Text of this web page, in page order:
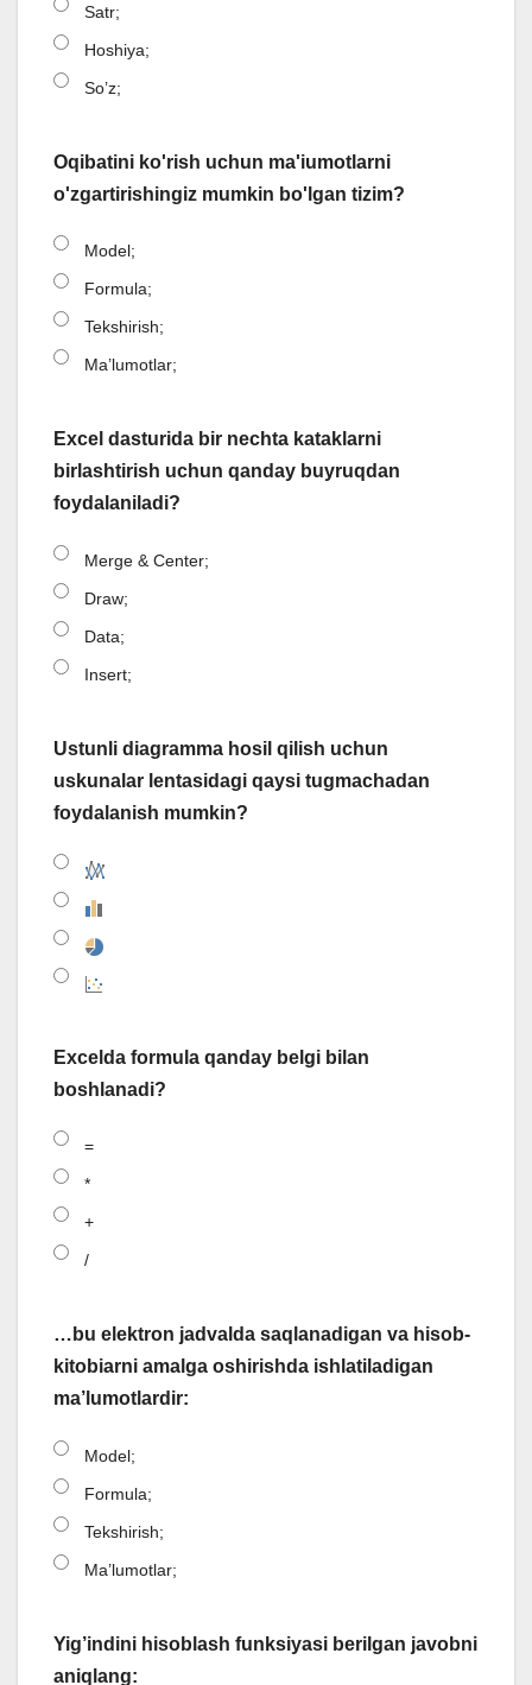
Satr;
Hoshiya;
So’z;
Oqibatini ko'rish uchun ma'iumotlarni
o'zgartirishingiz mumkin bo'lgan tizim?
Model;
Formula;
Tekshirish;
Ma’lumotlar;
Excel dasturida bir nechta kataklarni
birlashtirish uchun qanday buyruqdan
foydalaniladi?
Merge & Center;
Draw;
Data;
Insert;
Ustunli diagramma hosil qilish uchun
uskunalar lentasidagi qaysi tugmachadan
foydalanish mumkin?
Excelda formula qanday belgi bilan
boshlanadi?
=
*
+
/
…bu elektron jadvalda saqlanadigan va hisob-
kitobiarni amalga oshirishda ishlatiladigan
ma’lumotlardir:
Model;
Formula;
Tekshirish;
Ma’lumotlar;
Yig’indini hisoblash funksiyasi berilgan javobni
aniqlang: